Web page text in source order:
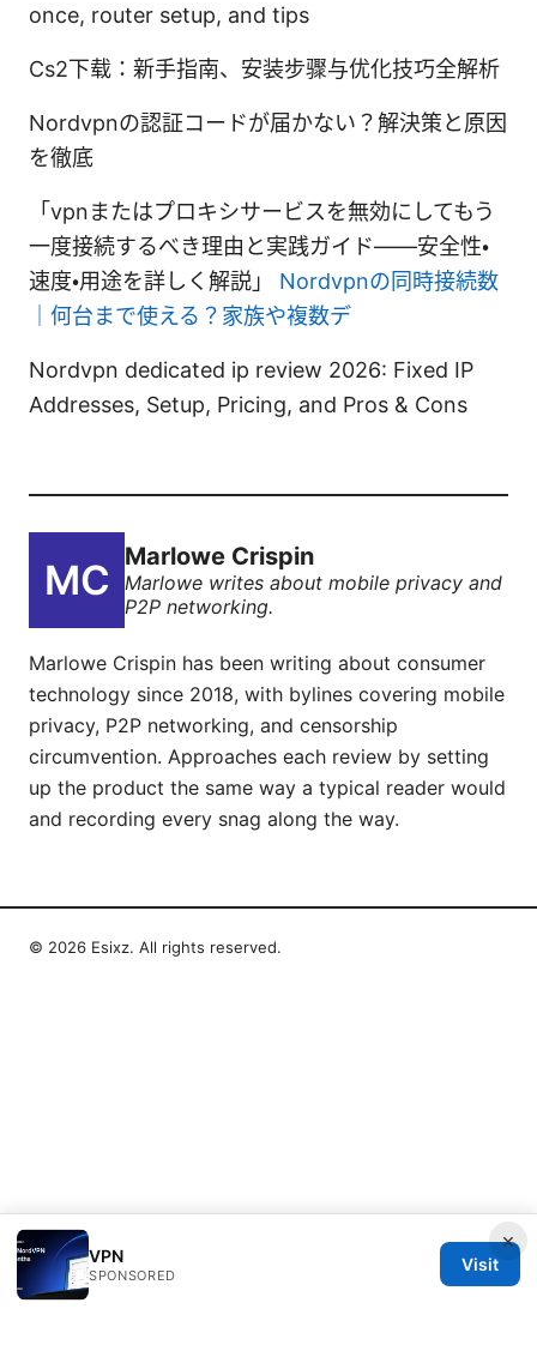
once, router setup, and tips
Cs2下载：新手指南、安装步骤与优化技巧全解析
Nordvpnの認証コードが届かない？解決策と原因
を徹底
「vpnまたはプロキシサービスを無効にしてもう
一度接続するべき理由と実践ガイド――安全性・
速度・用途を詳しく解説」 Nordvpnの同時接続数
｜何台まで使える？家族や複数デ
Nordvpn dedicated ip review 2026: Fixed IP
Addresses, Setup, Pricing, and Pros & Cons
Marlowe Crispin
Marlowe writes about mobile privacy and
P2P networking.
Marlowe Crispin has been writing about consumer
technology since 2018, with bylines covering mobile
privacy, P2P networking, and censorship
circumvention. Approaches each review by setting
up the product the same way a typical reader would
and recording every snag along the way.
×
VPN
SPONSORED
Visit
© 2026 Esixz. All rights reserved.